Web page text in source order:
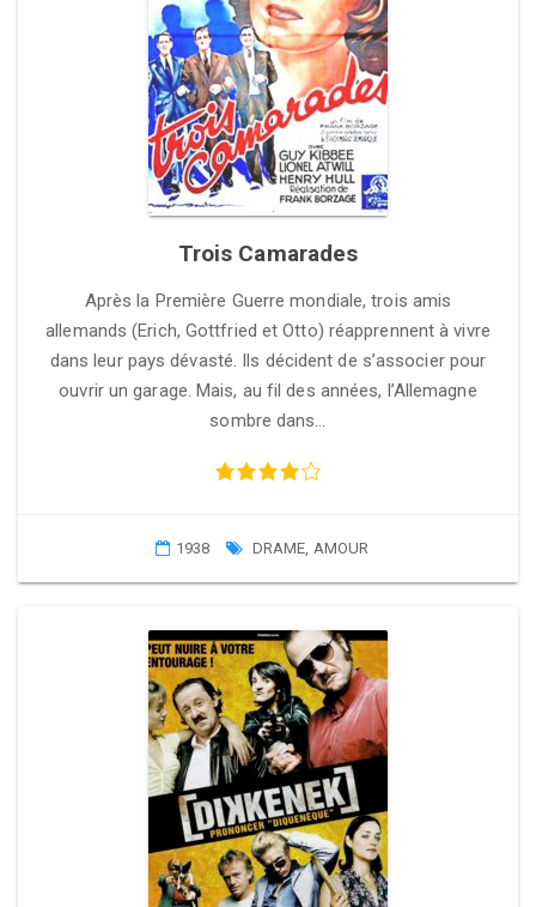
Trois Camarades
Après la Première Guerre mondiale, trois amis
allemands (Erich, Gottfried et Otto) réapprennent à vivre
dans leur pays dévasté. Ils décident de s’associer pour
ouvrir un garage. Mais, au fil des années, l’Allemagne
sombre dans…
1938 DRAME, AMOUR